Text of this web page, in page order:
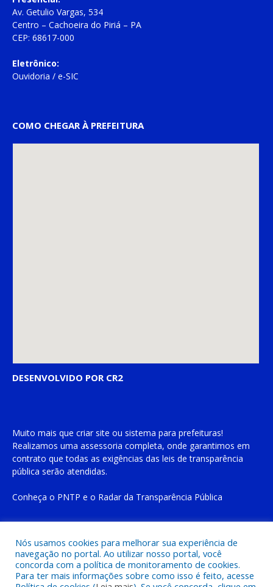
Av. Getulio Vargas, 534
Centro – Cachoeira do Piriá – PA
CEP: 68617-000
Eletrônico:
Ouvidoria / e-SIC
COMO CHEGAR À PREFEITURA
DESENVOLVIDO POR CR2
Muito mais que criar site ou sistema para prefeituras!
Realizamos uma assessoria completa, onde garantimos em
contrato que todas as exigências das leis de transparência
pública serão atendidas.
Conheça o PNTP e o Radar da Transparência Pública
Todos os direitos reservados a Prefeitura Municipal de Cachoeira
do Piriá
Nós usamos cookies para melhorar sua experiência de
navegação no portal. Ao utilizar nosso portal, você
concorda com a política de monitoramento de cookies.
Para ter mais informações sobre como isso é feito, acesse